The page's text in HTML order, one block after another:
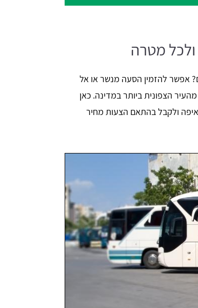
מטרה
אפשר להזמין הסעה מנשר או אל
הצפונית ביותר במדינה. כאן
ולקבל בהתאם הצעות מחיר